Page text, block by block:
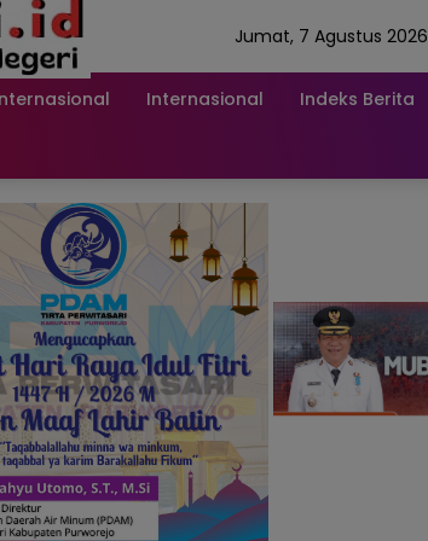
Jumat, 7 Agustus 2026
Internasional Indeks Berita